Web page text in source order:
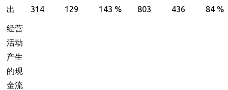
出
314 129 143 % 803 436 84 %
经营
活动
产生
的现
金流